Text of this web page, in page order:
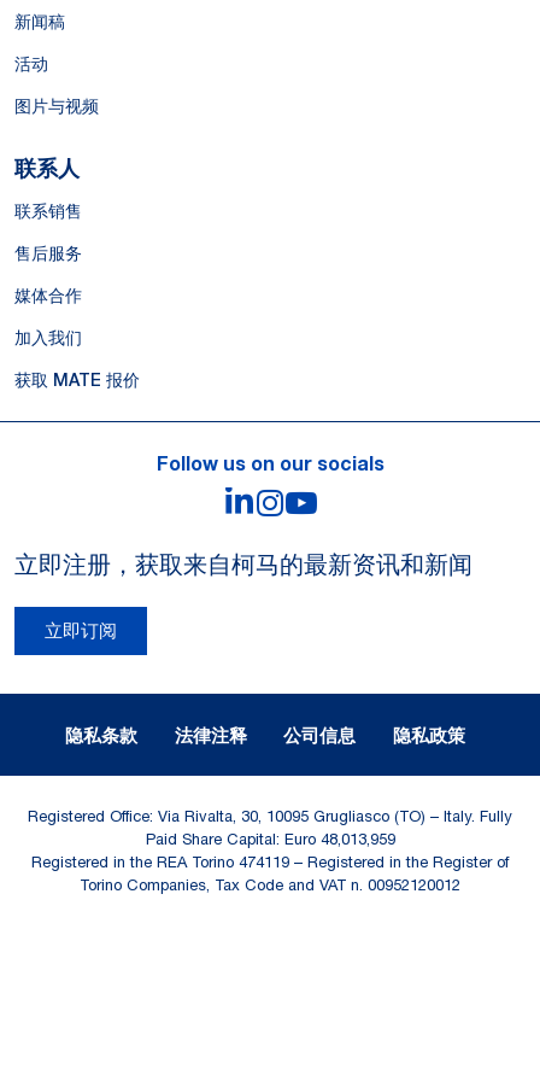
新闻稿
活动
图片与视频
联系人
联系销售
售后服务
媒体合作
加入我们
获取 MATE 报价
Follow us on our socials
LinkedIn
Instagram
立即注册，获取来自柯马的最新资讯和新闻
立即订阅
隐私条款 法律注释 公司信息 隐私政策
Registered Office: Via Rivalta, 30, 10095 Grugliasco (TO) – Italy. Fully
Paid Share Capital: Euro 48,013,959
Registered in the REA Torino 474119 – Registered in the Register of
Torino Companies, Tax Code and VAT n. 00952120012